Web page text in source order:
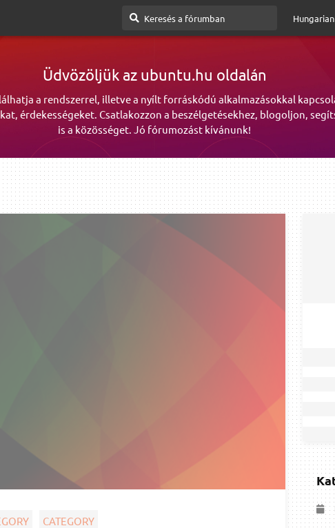
Hungarian
Üdvözöljük az ubuntu.hu oldalán
a rendszerrel, illetve a nyílt forráskódú alkalmazásokkal
érdekességeket. Csatlakozzon a beszélgetésekhez, blogoljon,
is a közösséget. Jó fórumozást kívánunk!
CATEGORY